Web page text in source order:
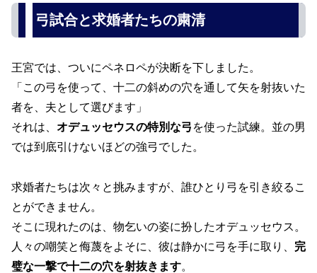
弓試合と求婚者たちの粛清
王宮では、ついにペネロペが決断を下しました。
「この弓を使って、十二の斜めの穴を通して矢を射抜いた
者を、夫として選びます」
それは、 オデュッセウスの特別な弓 を使った試練。並の男
では到底引けないほどの強弓でした。
求婚者たちは次々と挑みますが、誰ひとり弓を引き絞るこ
とができません。
そこに現れたのは、物乞いの姿に扮したオデュッセウス。
人々の嘲笑と侮蔑をよそに、彼は静かに弓を手に取り、 完
璧な一撃で十二の穴を射抜きます。